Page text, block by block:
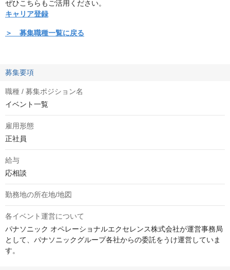
ぜひこちらもご活用ください。
キャリア登録
＞ 募集職種一覧に戻る
募集要項
職種 / 募集ポジション名
イベント一覧
雇用形態
正社員
給与
応相談
勤務地の所在地/地図
各イベント運営について
パナソニック オペレーショナルエクセレンス株式会社が運営事務局
として、パナソニックグループ各社からの委託をうけ運営していま
す。